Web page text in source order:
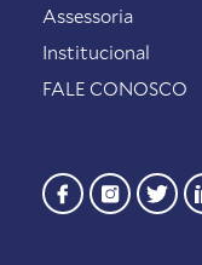
Assessoria
Institucional
FALE CONOSCO